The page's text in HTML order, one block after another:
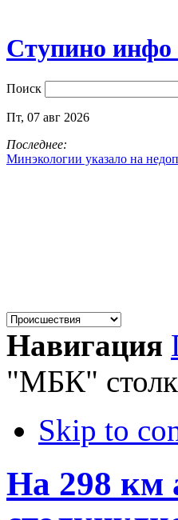
Ступино инфо
Поиск
Пт, 07 авг 2026
Последнее:
Минэкологии указало на
Навигация
"МБК"
Skip to
На 298 км